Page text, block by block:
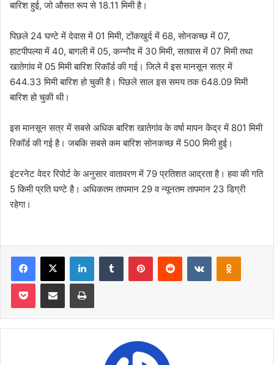
बारिश हुई, जो औसत रूप से 18.11 मिमी है।
पिछले 24 घण्टे में देवास में 01 मिमी, टोंकखुर्द में 68, सोनकच्छ में 07,
हाटपीपल्या में 40, बागली में 05, कन्नौद में 30 मिमी, सतवास में 07 मिमी तथा
खातेगांव में 05 मिमी बारिश रिकॉर्ड की गई। जिले में इस मानसून सत्र में
644.33 मिमी बारिश हो चुकी है। पिछले साल इस समय तक 648.09 मिमी
बारिश हो चुकी थी।
इस मानसून सत्र में सबसे अधिक बारिश खातेगांव के वर्षा मापन केंद्र में 801 मिमी
रिकॉर्ड की गई है। जबकि सबसे कम बारिश सोनकच्छ में 500 मिमी हुई।
इंटरनेट वेदर रिपोर्ट के अनुसार वातावरण में 79 प्रतिशत आद्रता है। हवा की गति
5 किमी प्रति घण्टे है। अधिकतम तापमान 29 व न्यूनतम तापमान 23 डिग्री
रहेगा।
Facebook
X LinkedInTumblr PinterestReddit VKontakte
Pocket Share via Email Print